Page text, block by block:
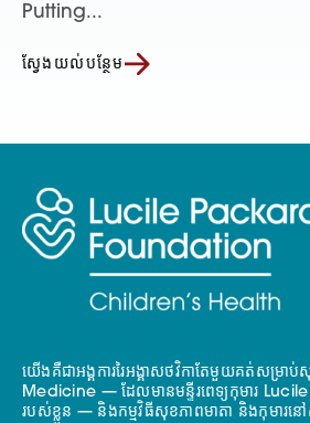
Putting...
ស្វែងយល់បន្ថែម
យើងគឺជាអង្គការរៃអង្គាសថវិកាតែមួយគត់សម្រា
Medicine — ដែលមានមន្ទីរពេទ្យកុមារ
របស់ខ្លួន — និងកម្មវិធីសុខភាពមាតា និងកុមារនៅស